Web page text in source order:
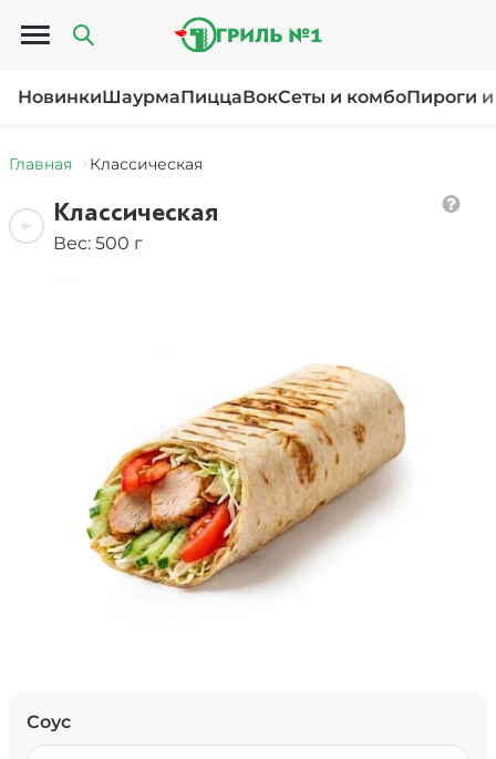
Открыть меню
НовинкиШаурмаПиццаВокСеты и комбоПироги
Главная Классическая
Классическая
Вес: 500 г
Соус